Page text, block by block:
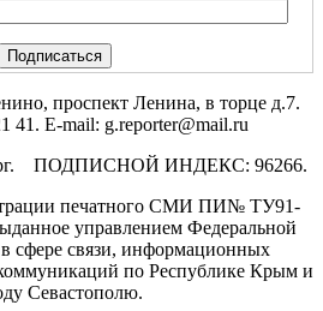
проспект Ленина, в торце д.7.
41. E-mail: g.reporter@mail.ru
ПОДПИСНОЙ ИНДЕКС: 96266.
печатного СМИ ПИ№ ТУ91-
управлением Федеральной
сфере связи, информационных
по Республике Крым и
Севастополю.